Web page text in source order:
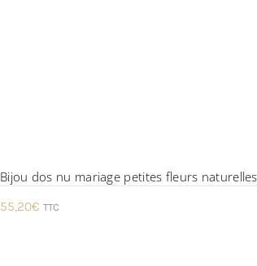
Bijou dos nu mariage petites fleurs
55,20€ TTC